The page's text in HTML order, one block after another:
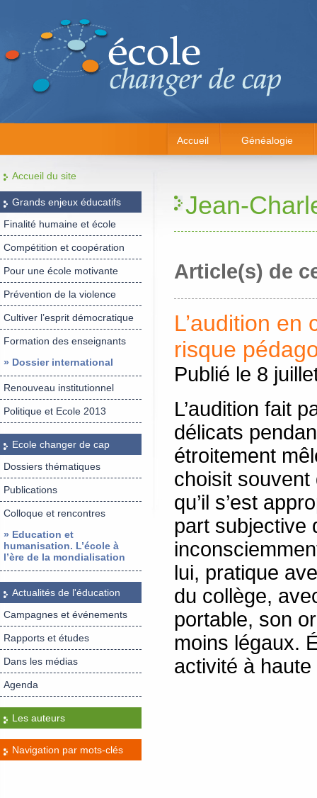
Accueil Généalogie
Accueil du site
Grands enjeux éducatifs
Finalité humaine et école
Compétition et coopération
Pour une école motivante
Prévention de la violence
Cultiver l’esprit démocratique
Formation des enseignants
» Dossier international
Renouveau institutionnel
Politique et Ecole 2013
Ecole changer de cap
Dossiers thématiques
Publications
Colloque et rencontres
» Education et
humanisation. L’école à
l’ère de la mondialisation
Actualités de l'éducation
Campagnes et événements
Rapports et études
Dans les médias
Agenda
Les auteurs
Navigation par mots-clés
Jean-
Article(s) de
L’audition
risque
Publié le 8
L’audition fait
délicats
étroitement
choisit souvent
qu’il s’est
part subjective
lui, pratique
du collège,
portable, son
moins légaux.
activité à